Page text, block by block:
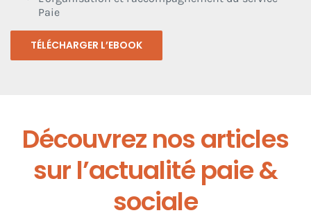
Paie
TÉLÉCHARGER L’EBOOK
Découvrez nos articles
sur l’actualité paie &
sociale